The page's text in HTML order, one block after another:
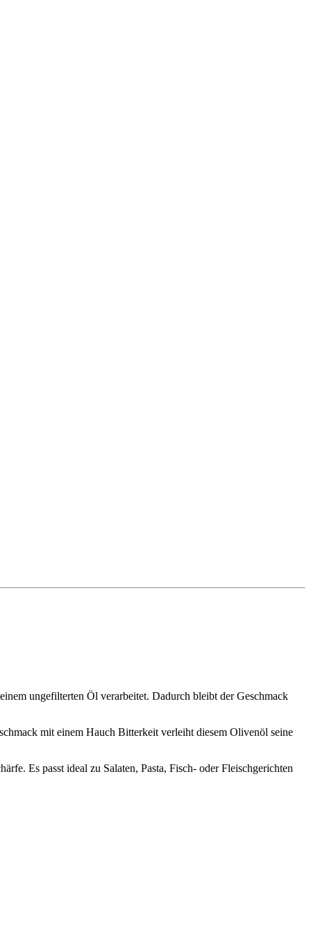
ungefilterten Öl verarbeitet. Dadurch bleibt der Geschmack
mit einem Hauch Bitterkeit verleiht diesem Olivenöl seine
Es passt ideal zu Salaten, Pasta, Fisch- oder Fleischgerichten